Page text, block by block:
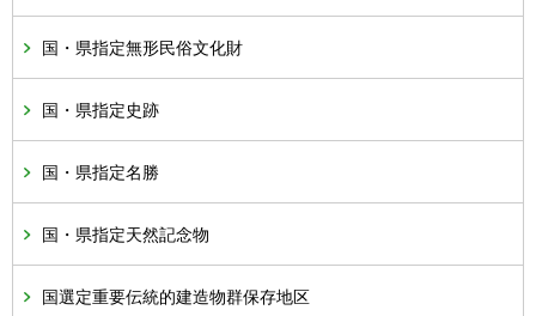
国・県指定無形民俗文化財
国・県指定史跡
国・県指定名勝
国・県指定天然記念物
国選定重要伝統的建造物群保存地区